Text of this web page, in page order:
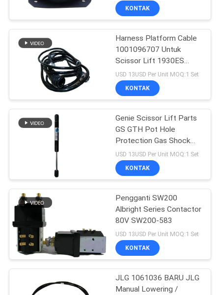
SITEMAP
PRIVACY
POLICY
Pengontrol motor
DC
Stiker Angkat Udara
20
Unit Kontrol
Elektronik ECU
26
KONTAK
Harness Platform Cable
1001096707 Untuk
Scissor Lift 1930ES
2030ES 3246ES
USD 13USD Per Unit MOQ:1 Set
KONTAK
Genie Scissor Lift Parts
GS GTH Pot Hole
Protection Gas Shock
39542GT 39542
USD 13USD Per Unit MOQ:1 Set
KONTAK
Pengganti SW200
Albright Series Contactor
80V SW200-583
USD 13USD Per Unit MOQ:1 Set
KONTAK
JLG 1061036 BARU JLG
Manual Lowering /